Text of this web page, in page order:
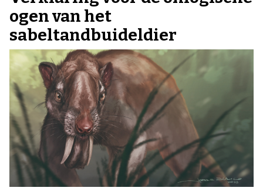
ogen van het
sabeltandbuideldier